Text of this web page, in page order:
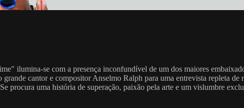
ilumina-se com a presença inconfundível de um dos maiores
cantor e compositor Anselmo Ralph para uma entrevista repleta de
procura uma história de superação, paixão pela arte e um vislumbre